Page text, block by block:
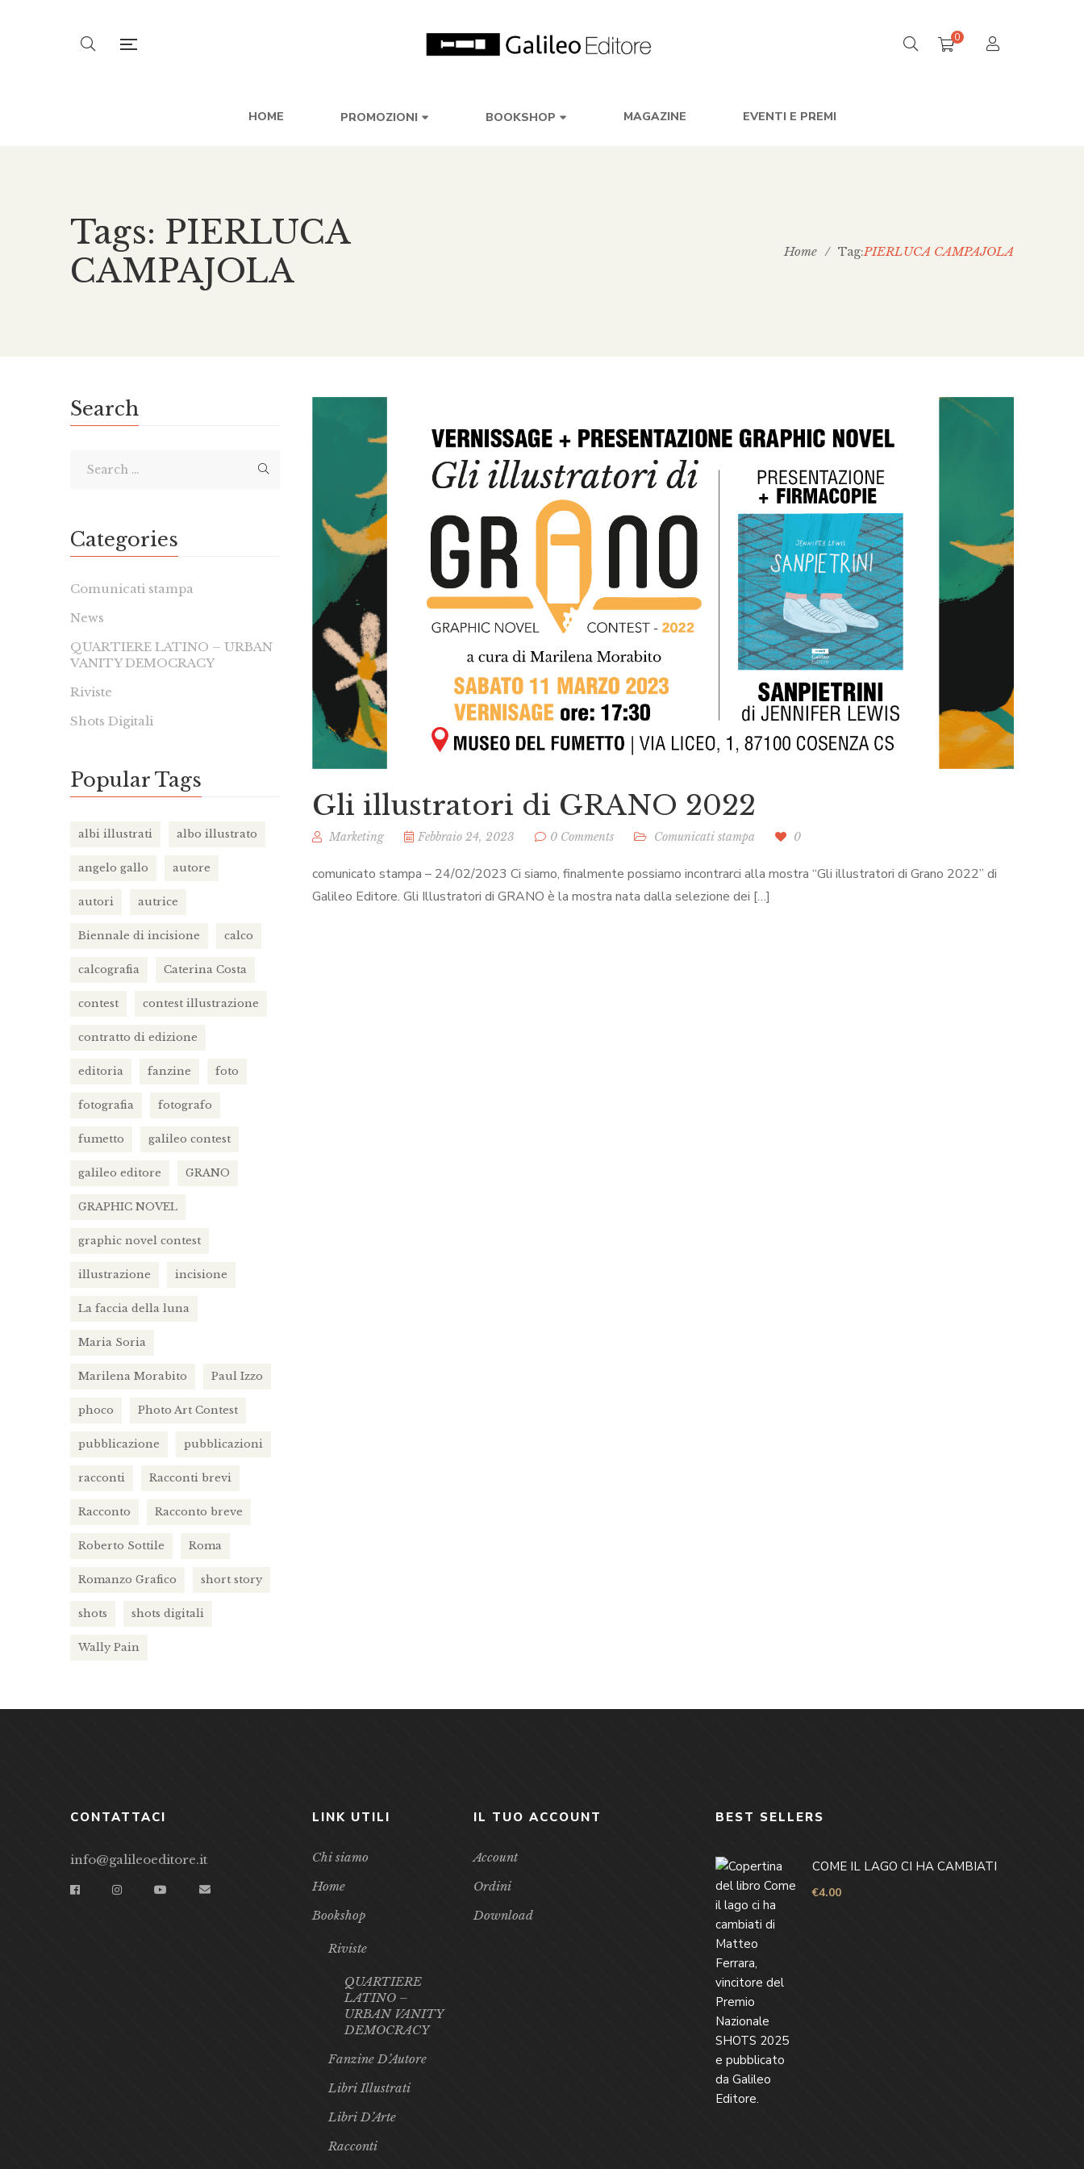
0
HOME PROMOZIONI BOOKSHOP MAGAZINE EVENTI E PREMI
Tags: PIERLUCA
CAMPAJOLA
Home / Tag:PIERLUCA CAMPAJOLA
Gli illustratori di GRANO 2022
Marketing Febbraio 24, 2023 0 Comments Comunicati stampa 0
comunicato stampa – 24/02/2023 Ci siamo, finalmente possiamo incontrarci alla mostra “Gli illustratori di Grano 2022” di
Galileo Editore. Gli Illustratori di GRANO è la mostra nata dalla selezione dei […]
Search
Categories
Comunicati stampa
News
QUARTIERE LATINO – URBAN
VANITY DEMOCRACY
Riviste
Shots Digitali
Popular Tags
albi illustrati albo illustrato
angelo gallo autore
autori autrice
Biennale di incisione calco
calcografia Caterina Costa
contest contest illustrazione
contratto di edizione
editoria fanzine foto
fotografia fotografo
fumetto galileo contest
galileo editore GRANO
GRAPHIC NOVEL
graphic novel contest
illustrazione incisione
La faccia della luna
Maria Soria
Marilena Morabito Paul Izzo
phoco Photo Art Contest
pubblicazione pubblicazioni
racconti Racconti brevi
Racconto Racconto breve
Roberto Sottile Roma
Romanzo Grafico short story
shots shots digitali
Wally Pain
CONTATTACI
info@galileoeditore.it
LINK UTILI
Chi siamo
Home
Bookshop
Riviste
QUARTIERE
LATINO –
URBAN VANITY
DEMOCRACY
Fanzine D’Autore
Libri Illustrati
Libri D’Arte
Racconti
IL TUO ACCOUNT
Account
Ordini
Download
BEST SELLERS
COME IL LAGO CI HA CAMBIATI
€4.00